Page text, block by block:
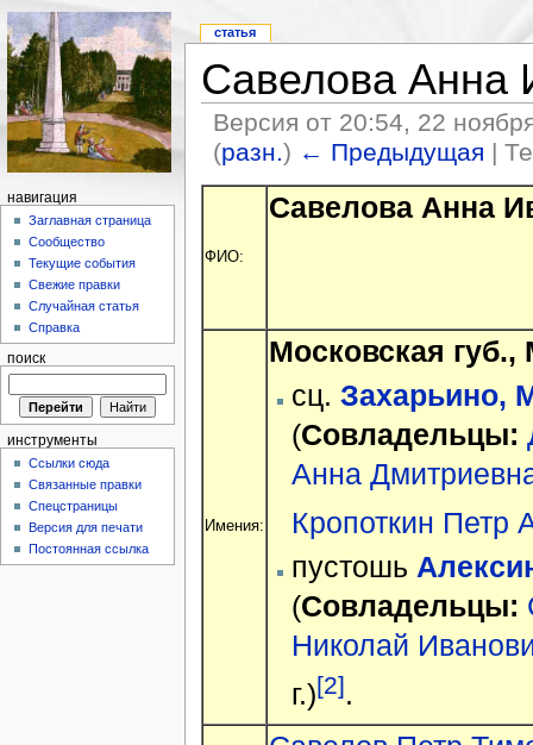
Савелова Анна
Версия от 20:54, 22
(разн.) ← Предыдущая |
ФИО:
Савелова Анна
Имения:
Московская
сц. Захарьино,
(Совладельцы:
Анна
Кропоткин Петр
пустошь
(Совладельцы:
Николай
г.)[2].
статья
навигация
Заглавная страница
Сообщество
Текущие события
Свежие правки
Случайная статья
Справка
поиск
инструменты
Ссылки сюда
Связанные правки
Спецстраницы
Версия для печати
Постоянная ссылка